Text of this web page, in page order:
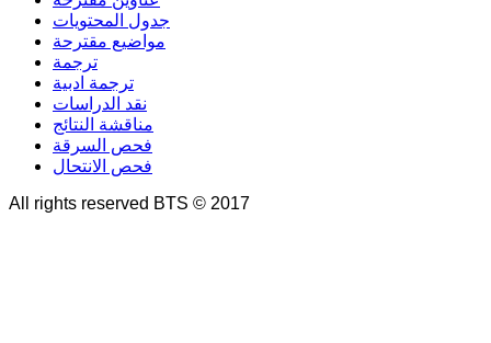
جدول المحتويات
مواضيع مقترحة
ترجمة
ترجمة ادبية
نقد الدراسات
مناقشة النتائج
فحص السرقة
فحص الانتحال
All rights reserved BTS © 2017